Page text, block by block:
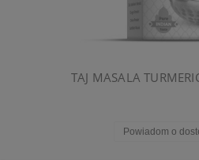
TAJ MASALA
Powiadom o